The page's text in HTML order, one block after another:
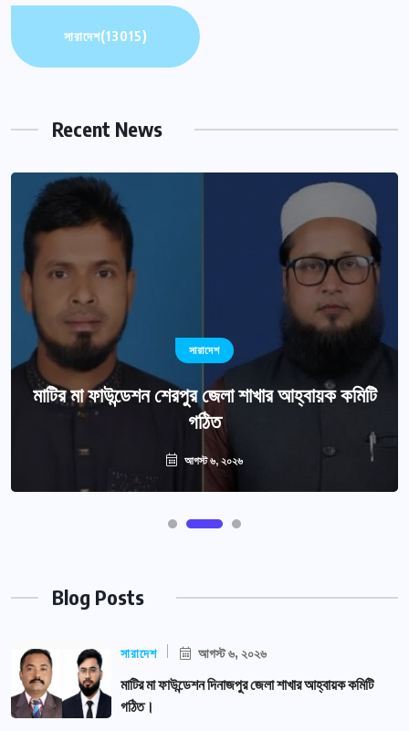
সারাদেশ(13015)
Recent News
সারাদেশ
মাটির মা ফাউন্ডেশন শেরপুর জেলা শাখার আহ্বায়ক কমিটি
গঠিত
আগস্ট ৬, ২০২৬
Blog Posts
সারাদেশ আগস্ট ৬, ২০২৬
মাটির মা ফাউন্ডেশন দিনাজপুর জেলা শাখার আহ্বায়ক কমিটি
গঠিত।